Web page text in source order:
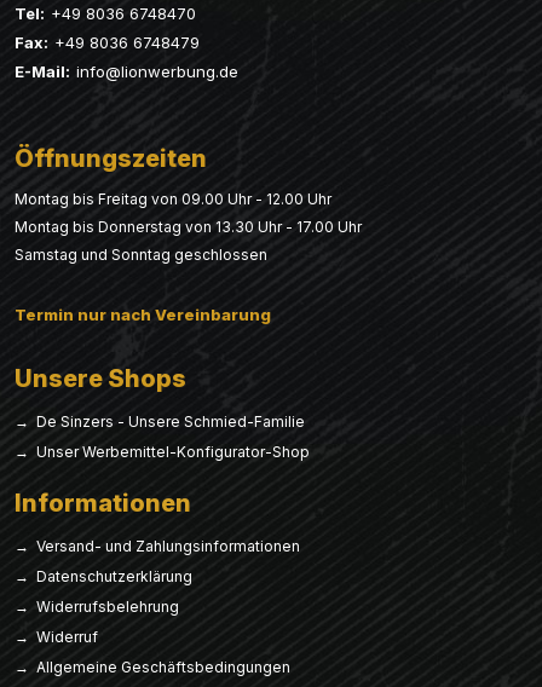
Tel: +49 8036 6748470
Fax: +49 8036 6748479
E-Mail: info@lionwerbung.de
Öffnungszeiten
Montag bis Freitag von 09.00 Uhr - 12.00 Uhr
Montag bis Donnerstag von 13.30 Uhr - 17.00 Uhr
Samstag und Sonntag geschlossen
Termin nur nach Vereinbarung
Unsere Shops
→ De Sinzers - Unsere Schmied-Familie
→ Unser Werbemittel-Konfigurator-Shop
Informationen
→ Versand- und Zahlungsinformationen
→ Datenschutzerklärung
→ Widerrufsbelehrung
→ Widerruf
→ Allgemeine Geschäftsbedingungen